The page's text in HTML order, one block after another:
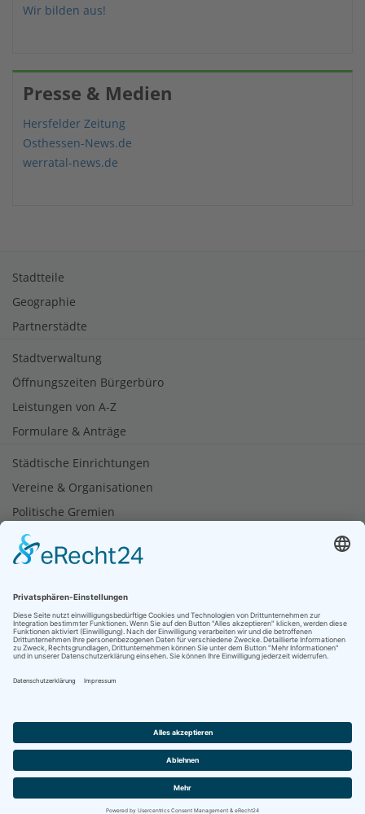
Wir bilden aus!
Presse & Medien
Hersfelder Zeitung
Osthessen-News.de
werratal-news.de
Stadtteile
Geographie
Partnerstädte
Stadtverwaltung
Öffnungszeiten Bürgerbüro
Leistungen von A-Z
Formulare & Anträge
Städtische Einrichtungen
Vereine & Organisationen
Politische Gremien
Tourismus
Soziale Netzwerke
Bürgerbüro
06624 933-110
© 2026 Stadt Heringen (Werra) produziert vondd-media.de
Impressum | Datenschutz | Barrierefreiheit |
Cookie-Einstellungen